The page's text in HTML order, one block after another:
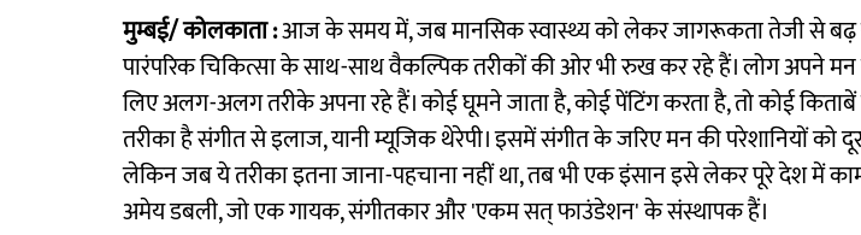
मुम्बई/ कोलकाता :आज के समय में, जब मानसिक स्वास्थ्य को लेकर जागरूकता तेजी से बढ़
पारंपरिक चिकित्सा के साथ-साथ वैकल्पिक तरीकों की ओर भी रुख कर रहे हैं। लोग अपने
लिए अलग-अलग तरीके अपना रहे हैं। कोई घूमने जाता है, कोई पेंटिंग करता है, तो कोई
तरीका है संगीत से इलाज, यानी म्यूजिक थेरेपी। इसमें संगीत के जरिए मन की परेशानियों को
लेकिन जब ये तरीका इतना जाना-पहचाना नहीं था, तब भी एक इंसान इसे लेकर पूरे देश में
अमेय डबली, जो एक गायक, संगीतकार और 'एकम सत् फाउंडेशन' के संस्थापक हैं।